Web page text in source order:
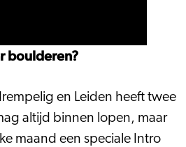
boulderen?
en Leiden heeft twee
altijd binnen lopen, maar
maand een speciale Intro